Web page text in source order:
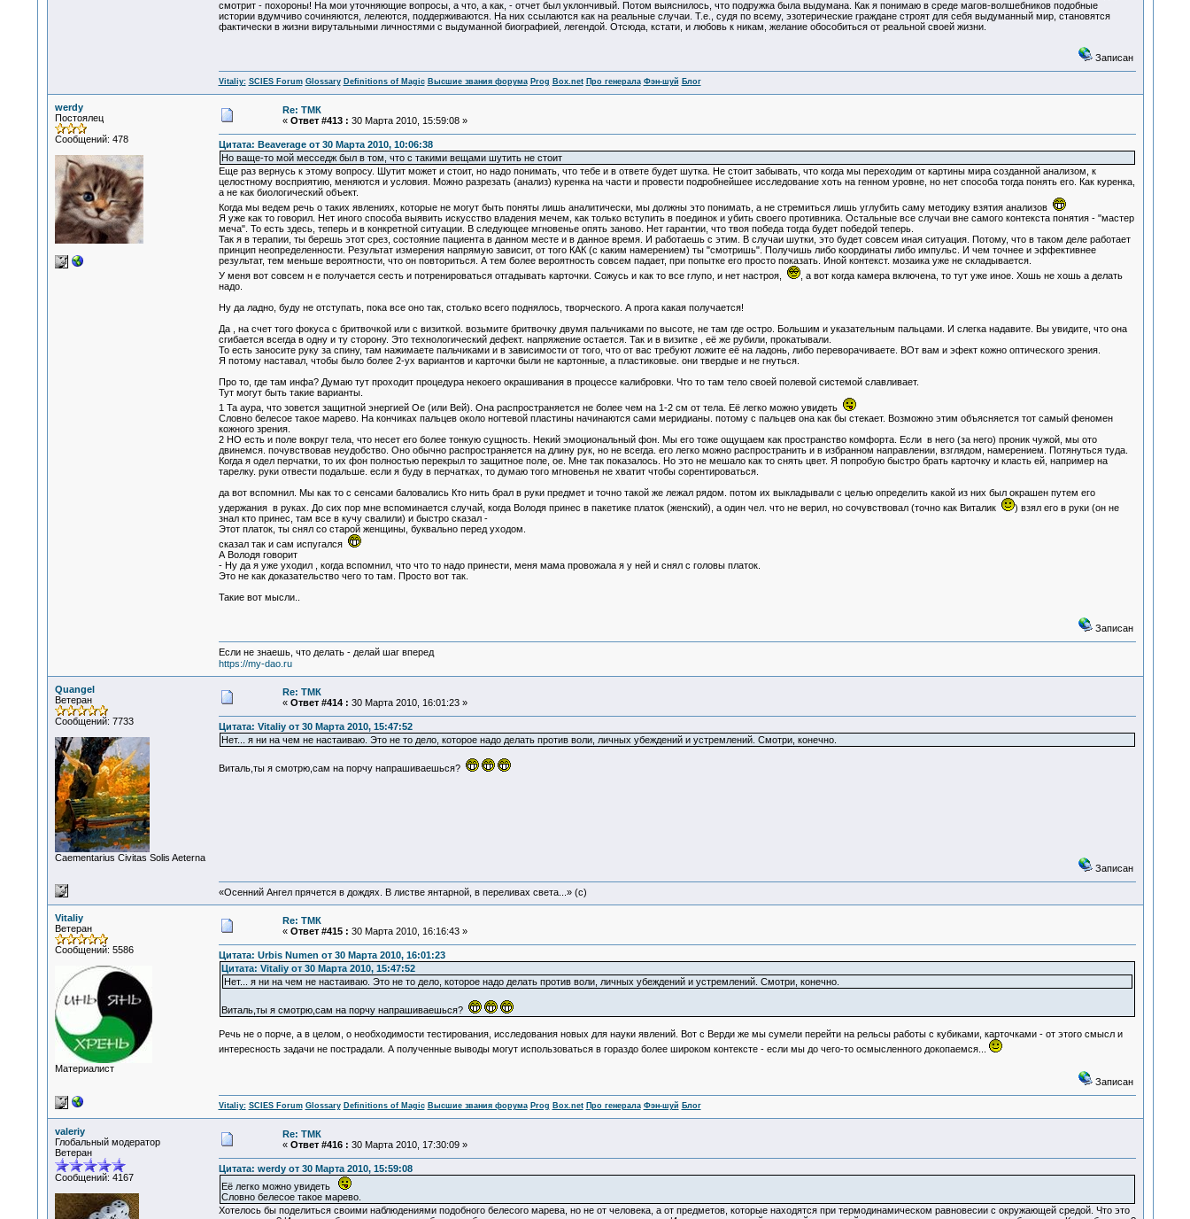
смотрит - похороны! На мои уточняющие вопросы, а что, а как, - отчет был уклончивый. Потом выяснилось, что подружка была выдумана. Как я понимаю в среде магов-волшебников подобные
истории вдумчиво сочиняются, лелеются, поддерживаются. На них ссылаются как на реальные случаи. Т.е., судя по всему, эзотерические граждане строят для себя выдуманный мир, становятся
фактически в жизни вирутальными личностями с выдуманной биографией, легендой. Отсюда, кстати, и любовь к никам, желание обособиться от реальной своей жизни.
Записан
Vitaliy: SCIES Forum Glossary Definitions of Magic Высшие звания форума Prog Box.net Про генерала Фэн-шуй Блог
werdy
Постоялец
Сообщений: 478
Re: ТМК
« Ответ #413 : 30 Марта 2010, 15:59:08 »
Цитата: Beaverage от 30 Марта 2010, 10:06:38
Но ваще-то мой месседж был в том, что с такими вещами шутить не стоит
Еще раз вернусь к этому вопросу. Шутит может и стоит, но надо понимать, что тебе и в ответе будет шутка. Не стоит забывать, что когда мы переходим от картины мира созданной анализом, к
целостному восприятию, меняются и условия. Можно разрезать (анализ) куренка на части и провести подробнейшее исследование хоть на генном уровне, но нет способа тогда понять его. Как куренка,
а не как биологический объект.
Когда мы ведем речь о таких явлениях, которые не могут быть поняты лишь аналитически, мы должны это понимать, а не стремиться лишь углубить саму методику взятия анализов
Я уже как то говорил. Нет иного способа выявить искусство владения мечем, как только вступить в поединок и убить своего противника. Остальные все случаи вне самого контекста понятия - "мастер
меча". То есть здесь, теперь и в конкретной ситуации. В следующее мгновенье опять заново. Нет гарантии, что твоя победа тогда будет победой теперь.
Так я в терапии, ты берешь этот срез, состояние пациента в данном месте и в данное время. И работаешь с этим. В случаи шутки, это будет совсем иная ситуация. Потому, что в таком деле работает
принцип неопределенности. Результат измерения напрямую зависит, от того КАК (с каким намерением) ты "смотришь". Получишь либо координаты либо импульс. И чем точнее и эффективнее
результат, тем меньше вероятности, что он повториться. А тем более вероятность совсем падает, при попытке его просто показать. Иной контекст. мозаика уже не складывается.
У меня вот совсем н е получается сесть и потренироваться отгадывать карточки. Сожусь и как то все глупо, и нет настроя,
, а вот когда камера включена, то тут уже иное. Хошь не хошь а делать
надо.
Ну да ладно, буду не отступать, пока все оно так, столько всего поднялось, творческого. А прога какая получается!
Да , на счет того фокуса с бритвочкой или с визиткой. возьмите бритвочку двумя пальчиками по высоте, не там где остро. Большим и указательным пальцами. И слегка надавите. Вы увидите, что она
сгибается всегда в одну и ту сторону. Это технологический дефект. напряжение остается. Так и в визитке , её же рубили, прокатывали.
То есть заносите руку за спину, там нажимаете пальчиками и в зависимости от того, что от вас требуют ложите её на ладонь, либо переворачиваете. ВОт вам и эфект кожно оптического зрения.
Я потому наставал, чтобы было более 2-ух вариантов и карточки были не картонные, а пластиковые. они твердые и не гнуться.
Про то, где там инфа? Думаю тут проходит процедура некоего окрашивания в процессе калибровки. Что то там тело своей полевой системой славливает.
Тут могут быть такие варианты.
1 Та аура, что зовется защитной энергией Ое (или Вей). Она распространяется не более чем на 1-2 см от тела. Её легко можно увидеть
Словно белесое такое марево. На кончиках пальцев около ногтевой пластины начинаются сами меридианы. потому с пальцев она как бы стекает. Возможно этим объясняется тот самый феномен
кожного зрения.
2 НО есть и поле вокруг тела, что несет его более тонкую сущность. Некий эмоциональный фон. Мы его тоже ощущаем как пространство комфорта. Если в него (за него) проник чужой, мы ото
двинемся. почувствовав неудобство. Оно обычно распространяется на длину рук, но не всегда. его легко можно распространить и в избранном направлении, взглядом, намерением. Потянуться туда.
Когда я одел перчатки, то их фон полностью перекрыл то защитное поле, ое. Мне так показалось. Но это не мешало как то снять цвет. Я попробую быстро брать карточку и класть ей, например на
тарелку. руки отвести подальше. если я буду в перчатках, то думаю того мгновенья не хватит чтобы сорентироваться.
да вот вспомнил. Мы как то с сенсами баловались Кто нить брал в руки предмет и точно такой же лежал рядом. потом их выкладывали с целью определить какой из них был окрашен путем его
удержания в руках. До сих пор мне вспоминается случай, когда Володя принес в пакетике платок (женский), а один чел. что не верил, но сочувствовал (точно как Виталик
) взял его в руки (он не
знал кто принес, там все в кучу свалили) и быстро сказал -
Этот платок, ты снял со старой женщины, буквально перед уходом.
сказал так и сам испугался
А Володя говорит
- Ну да я уже уходил , когда вспомнил, что что то надо принести, меня мама провожала я у ней и снял с головы платок.
Это не как доказательство чего то там. Просто вот так.
Такие вот мысли..
Записан
Если не знаешь, что делать - делай шаг вперед
https://my-dao.ru
Quangel
Ветеран
Сообщений: 7733
Сaementarius Civitas Solis Aeterna
Re: ТМК
« Ответ #414 : 30 Марта 2010, 16:01:23 »
Цитата: Vitaliy от 30 Марта 2010, 15:47:52
Нет... я ни на чем не настаиваю. Это не то дело, которое надо делать против воли, личных убеждений и устремлений. Смотри, конечно.
Виталь,ты я смотрю,сам на порчу напрашиваешься?
Записан
«Осенний Ангел прячется в дождях. В листве янтарной, в переливах света...» (c)
Vitaliy
Ветеран
Сообщений: 5586
Материалист
Re: ТМК
« Ответ #415 : 30 Марта 2010, 16:16:43 »
Цитата: Urbis Numen от 30 Марта 2010, 16:01:23
Цитата: Vitaliy от 30 Марта 2010, 15:47:52
Нет... я ни на чем не настаиваю. Это не то дело, которое надо делать против воли, личных убеждений и устремлений. Смотри, конечно.
Виталь,ты я смотрю,сам на порчу напрашиваешься?
Речь не о порче, а в целом, о необходимости тестирования, исследования новых для науки явлений. Вот с Верди же мы сумели перейти на рельсы работы с кубиками, карточками - от этого смысл и
интересность задачи не пострадали. А полученные выводы могут использоваться в гораздо более широком контексте - если мы до чего-то осмысленного докопаемся...
Записан
Vitaliy: SCIES Forum Glossary Definitions of Magic Высшие звания форума Prog Box.net Про генерала Фэн-шуй Блог
valeriy
Глобальный модератор
Ветеран
Сообщений: 4167
Re: ТМК
« Ответ #416 : 30 Марта 2010, 17:30:09 »
Цитата: werdy от 30 Марта 2010, 15:59:08
Её легко можно увидеть
Словно белесое такое марево.
Хотелось бы поделиться своими наблюдениями подобного белесого марева, но не от человека, а от предметов, которые находятся при термодинамическом равновесии с окружающей средой. Что это